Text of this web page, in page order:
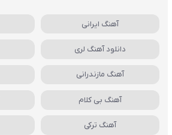
آهنگ ایرانی
دانلود آهنگ لری
آهنگ مازندرانی
آهنگ بی کلام
آهنگ ترکی